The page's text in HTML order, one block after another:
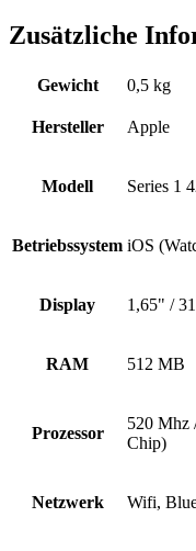
Zusätzliche
Gewicht 0,5 kg
Hersteller Apple
Modell Series 1
Betriebssystem iOS
Display 1,65" /
RAM 512 MB
Prozessor
520 Mhz
Chip)
Netzwerk Wifi,